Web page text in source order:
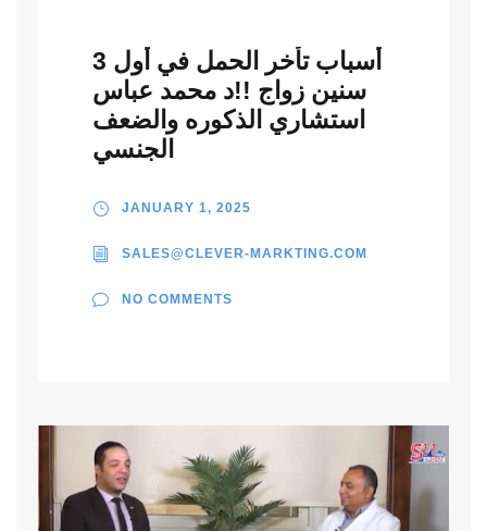
أسباب تأخر الحمل في أول 3
سنين زواج !!د محمد عباس
استشاري الذكوره والضعف
الجنسي
JANUARY 1, 2025
SALES@CLEVER-MARKTING.COM
NO COMMENTS